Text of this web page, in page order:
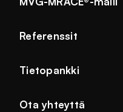
Referenssit
Tietopankki
Ota yhteyttä